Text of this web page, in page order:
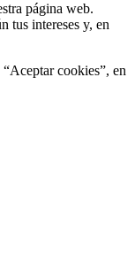
página web.
tus intereses y, en
cookies”, en